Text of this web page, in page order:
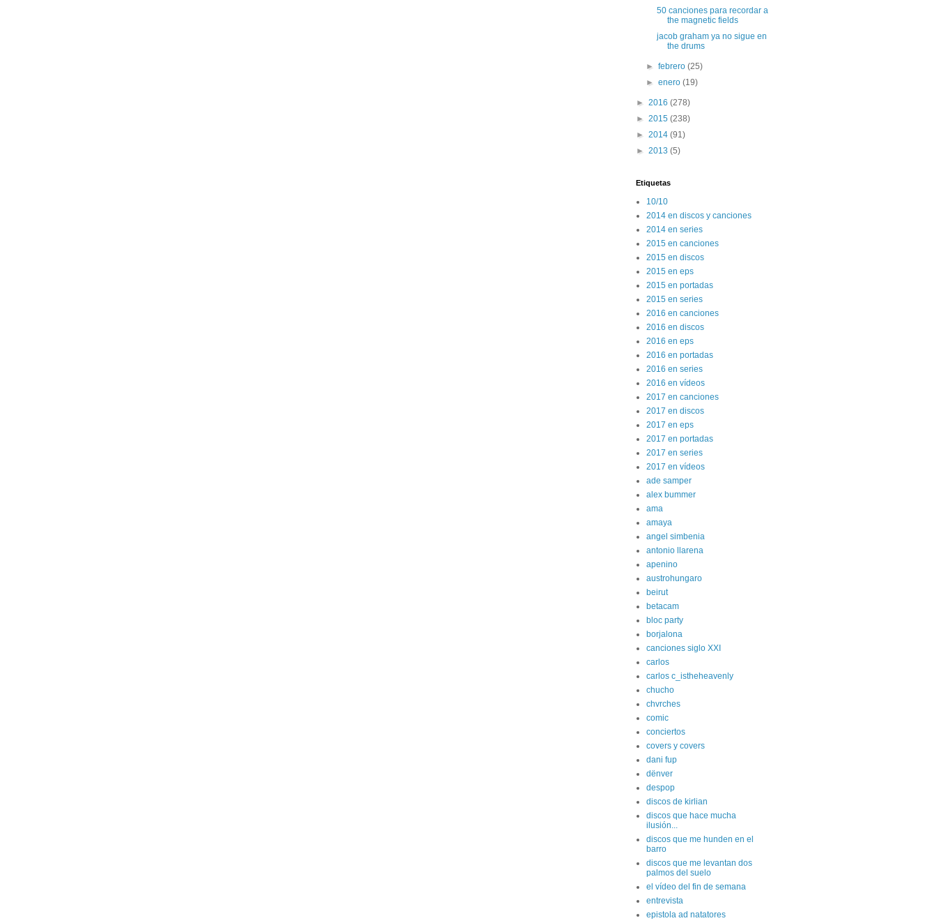
50 canciones para recordar a
the magnetic fields
jacob graham ya no sigue en
the drums
►febrero(25)
►enero(19)
► 2016 (278)
► 2015 (238)
► 2014 (91)
► 2013 (5)
Etiquetas
10/10
2014 en discos y canciones
2014 en series
2015 en canciones
2015 en discos
2015 en eps
2015 en portadas
2015 en series
2016 en canciones
2016 en discos
2016 en eps
2016 en portadas
2016 en series
2016 en vídeos
2017 en canciones
2017 en discos
2017 en eps
2017 en portadas
2017 en series
2017 en vídeos
ade samper
alex bummer
ama
amaya
angel simbenia
antonio llarena
apenino
austrohungaro
beirut
betacam
bloc party
borjalona
canciones siglo XXI
carlos
carlos c_istheheavenly
chucho
chvrches
comic
conciertos
covers y covers
dani fup
dënver
despop
discos de kirlian
discos que hace mucha
ilusión...
discos que me hunden en el
barro
discos que me levantan dos
palmos del suelo
el vídeo del fin de semana
entrevista
epistola ad natatores